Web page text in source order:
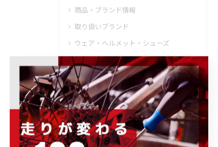
商品・ブランド情報
取り扱いブランド
ウェア・ヘルメット・シューズ
トレーニング・メンテナンス・その他
ホイール・パーツ・アクセサリー
完成車・フレーム
未分類